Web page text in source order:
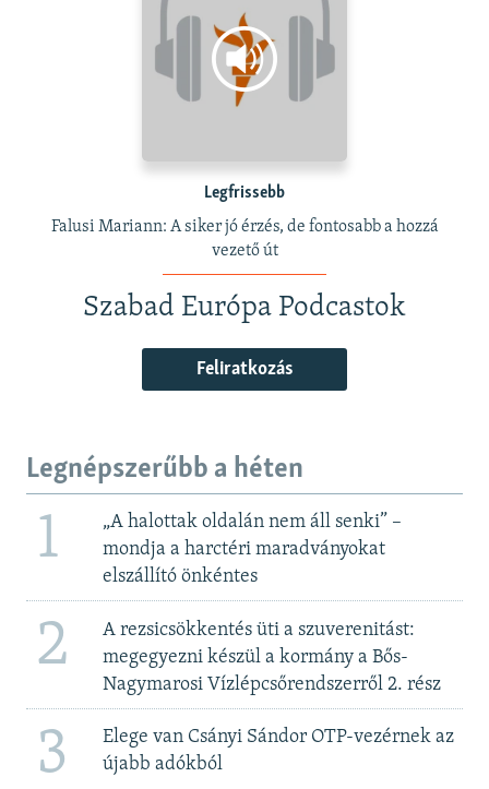
Legfrissebb
Falusi Mariann: A siker jó érzés, de fontosabb a hozzá
vezető út
Szabad Európa Podcastok
Feliratkozás
Legnépszerűbb a héten
1
„A halottak oldalán nem áll senki” –
mondja a harctéri maradványokat
elszállító önkéntes
2
A rezsicsökkentés üti a szuverenitást:
megegyezni készül a kormány a Bős-
Nagymarosi Vízlépcsőrendszerről 2. rész
3
Elege van Csányi Sándor OTP-vezérnek az
újabb adókból